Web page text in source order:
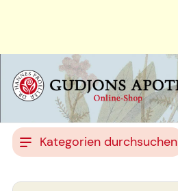
Kategorien durchsuchen